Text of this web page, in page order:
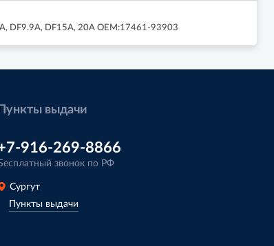
DF9.9A, DF15A, 20A OEM:17461-93903
Пункты выдачи
916-269-8866
звонок по РФ
Сургут
Пункты выдачи